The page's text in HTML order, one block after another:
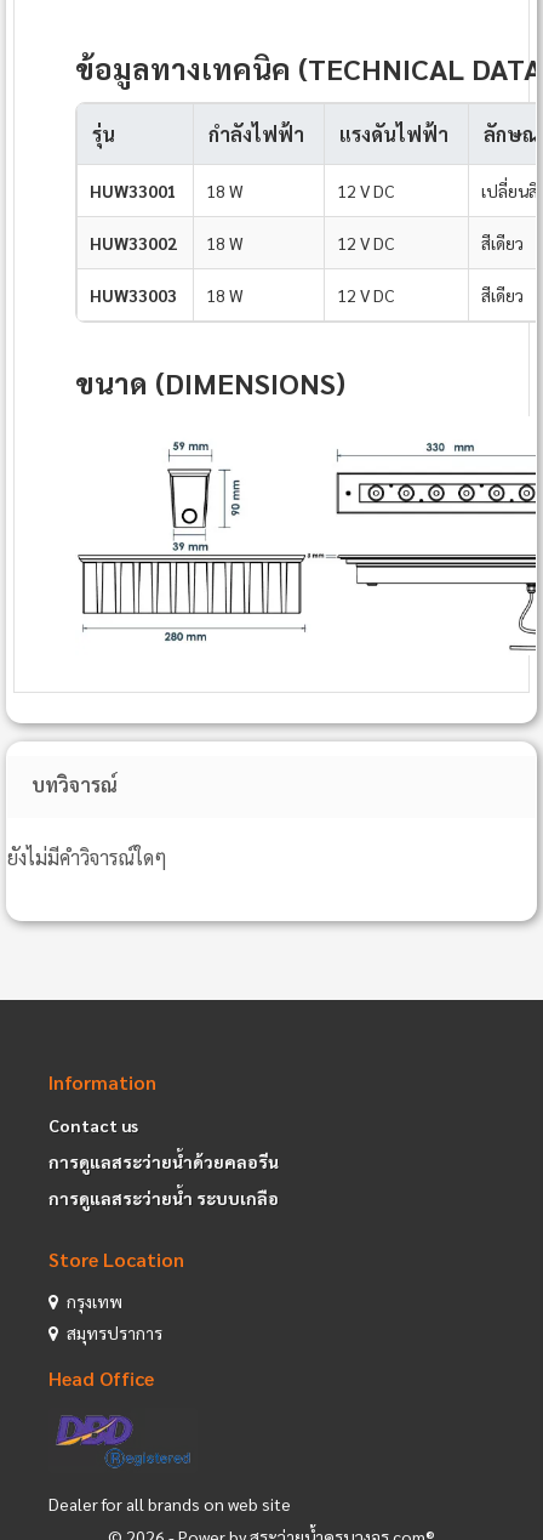
ข้อมูลทางเทคนิค (TECHNICAL
รุ่น กำลังไฟฟ้า แรงดันไฟฟ้า ลักษณ
HUW33001 18 W 12 V DC เปลี่ยนสี
HUW33002 18 W 12 V DC สีเดียว
HUW33003 18 W 12 V DC สีเดียว
ขนาด (DIMENSIONS)
บทวิจารณ์
ยังไม่มีคำวิจารณ์ใดๆ
Information
Contact us
การดูแลสระว่ายน้ำด้วยคลอรีน
การดูแลสระว่ายน้ำ ระบบเกลือ
Store Location
กรุงเทพ
สมุทรปราการ
Head Office
Dealer for all brands on web site